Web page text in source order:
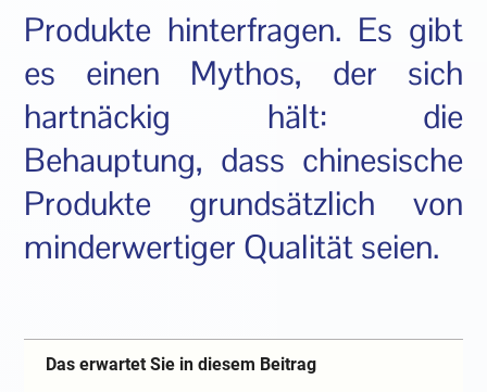
Produkte hinterfragen. Es gibt
es einen Mythos, der sich
hartnäckig hält: die
Behauptung, dass chinesische
Produkte grundsätzlich von
minderwertiger Qualität seien.
Das erwartet Sie in diesem Beitrag